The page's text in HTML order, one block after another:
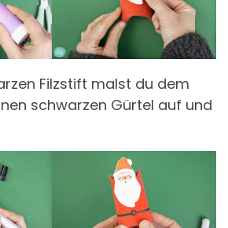
Filzstift malst du dem
schwarzen Gürtel auf und